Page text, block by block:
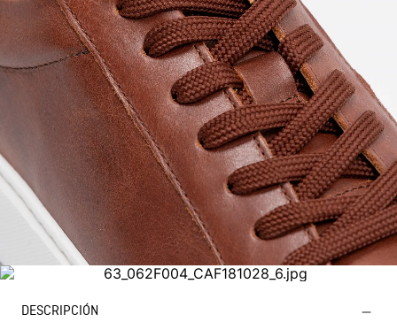
DESCRIPCIÓN